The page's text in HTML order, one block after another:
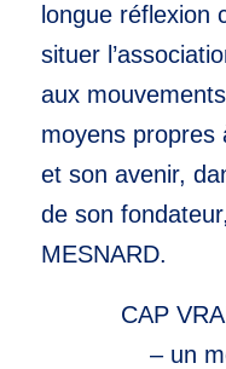
longue réflexion
situer
aux
moyens propres
et son avenir,
de son
MESNARD.
CAP VRAI
– un